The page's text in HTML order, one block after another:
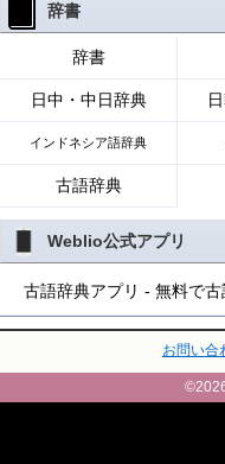
辞書
辞書
日中・中日辞典
インドネシア語辞典
古語辞典
Weblio公式アプリ
古語辞典アプリ - 無料で
お問い合